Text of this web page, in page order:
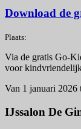
Download de
Plaats:
Via de gratis Go-
voor
Van 1 januari 2026
IJssalon De